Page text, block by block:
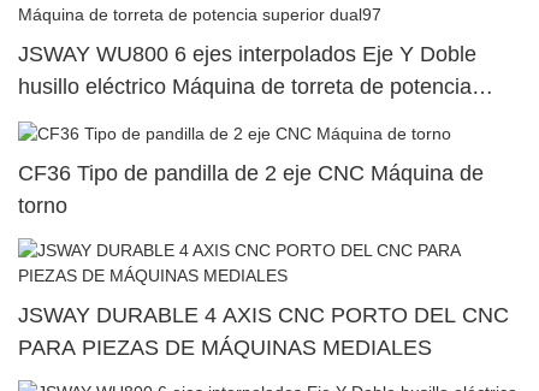
JSWAY WU800 6 ejes interpolados Eje Y Doble
husillo eléctrico Máquina de torreta de potencia
superior dual97
CF36 Tipo de pandilla de 2 eje CNC Máquina de
torno
JSWAY DURABLE 4 AXIS CNC PORTO DEL CNC
PARA PIEZAS DE MÁQUINAS MEDIALES